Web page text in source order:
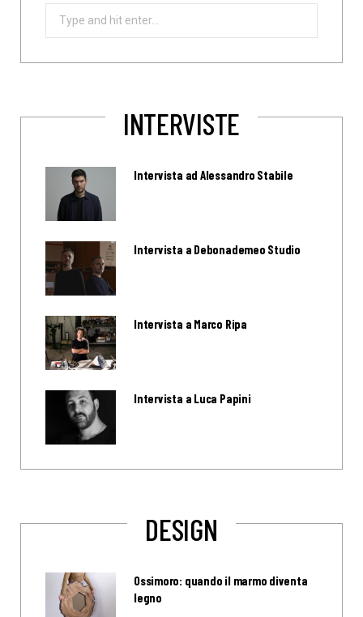
Search
INTERVISTE
Intervista ad Alessandro Stabile
Intervista a Debonademeo Studio
Intervista a Marco Ripa
Intervista a Luca Papini
DESIGN
Ossimoro: quando il marmo diventa
legno